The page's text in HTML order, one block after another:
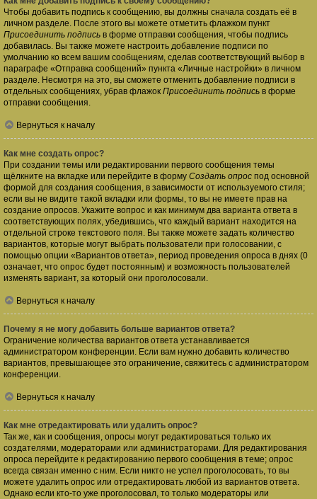
Чтобы добавить подпись к сообщению, вы должны сначала создать её в
личном разделе. После этого вы можете отметить флажком пункт
Присоединить подпись в форме отправки сообщения, чтобы подпись
добавилась. Вы также можете настроить добавление подписи по
умолчанию ко всем вашим сообщениям, сделав соответствующий выбор в
параграфе «Отправка сообщений» пункта «Личные настройки» в личном
разделе. Несмотря на это, вы сможете отменить добавление подписи в
отдельных сообщениях, убрав флажок Присоединить подпись в форме
отправки сообщения.
Вернуться к началу
Как мне создать опрос?
При создании темы или редактировании первого сообщения темы
щёлкните на вкладке или перейдите в форму Создать опрос под основной
формой для создания сообщения, в зависимости от используемого стиля;
если вы не видите такой вкладки или формы, то вы не имеете прав на
создание опросов. Укажите вопрос и как минимум два варианта ответа в
соответствующих полях, убедившись, что каждый вариант находится на
отдельной строке текстового поля. Вы также можете задать количество
вариантов, которые могут выбрать пользователи при голосовании, с
помощью опции «Вариантов ответа», период проведения опроса в днях (0
означает, что опрос будет постоянным) и возможность пользователей
изменять вариант, за который они проголосовали.
Вернуться к началу
Почему я не могу добавить больше вариантов ответа?
Ограничение количества вариантов ответа устанавливается
администратором конференции. Если вам нужно добавить количество
вариантов, превышающее это ограничение, свяжитесь с администратором
конференции.
Вернуться к началу
Как мне отредактировать или удалить опрос?
Так же, как и сообщения, опросы могут редактироваться только их
создателями, модераторами или администраторами. Для редактирования
опроса перейдите к редактированию первого сообщения в теме; опрос
всегда связан именно с ним. Если никто не успел проголосовать, то вы
можете удалить опрос или отредактировать любой из вариантов ответа.
Однако если кто-то уже проголосовал, то только модераторы или